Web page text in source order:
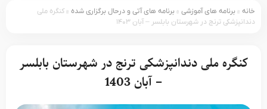
خانه »برنامه های آموزشی »برنامه های آتی و درحال برگزاری شده »کنگره ملی
دندانپزشکی ترنج در شهرستان بابلسر – آبان ۱۴۰۳
کنگره ملی دندانپزشکی ترنج در شهرستان بابلسر
– آبان 1403